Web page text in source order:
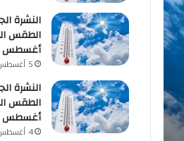
النشرة
أغسطس 2026
5 أغسطس، 2026
النشرة
أغسطس 2026
4 أغسطس، 2026